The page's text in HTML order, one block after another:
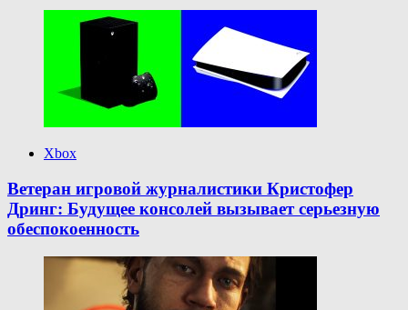
Xbox
Ветеран игровой журналистики Кристофер
Дринг: Будущее консолей вызывает серьезную
обеспокоенность